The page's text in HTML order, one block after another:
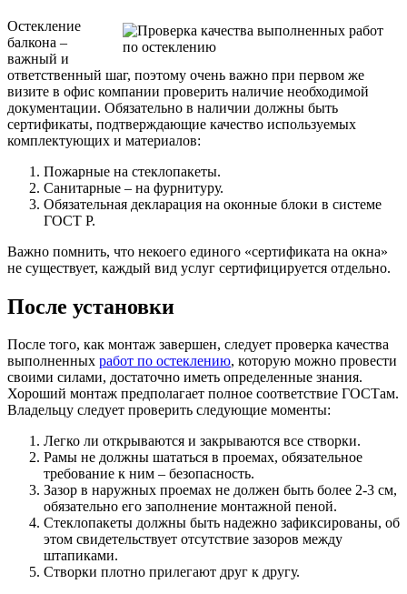
Остекление
балкона –
важный и
ответственный шаг, поэтому очень важно при первом же
визите в офис компании проверить наличие необходимой
документации. Обязательно в наличии должны быть
сертификаты, подтверждающие качество используемых
комплектующих и материалов:
Пожарные на стеклопакеты.
Санитарные – на фурнитуру.
Обязательная декларация на оконные блоки в системе
ГОСТ Р.
Важно помнить, что некоего единого «сертификата на окна»
не существует, каждый вид услуг сертифицируется отдельно.
После установки
После того, как монтаж завершен, следует проверка качества
выполненных работ по остеклению, которую можно провести
своими силами, достаточно иметь определенные знания.
Хороший монтаж предполагает полное соответствие ГОСТам.
Владельцу следует проверить следующие моменты:
Легко ли открываются и закрываются все створки.
Рамы не должны шататься в проемах, обязательное
требование к ним – безопасность.
Зазор в наружных проемах не должен быть более 2-3 см,
обязательно его заполнение монтажной пеной.
Стеклопакеты должны быть надежно зафиксированы, об
этом свидетельствует отсутствие зазоров между
штапиками.
Створки плотно прилегают друг к другу.